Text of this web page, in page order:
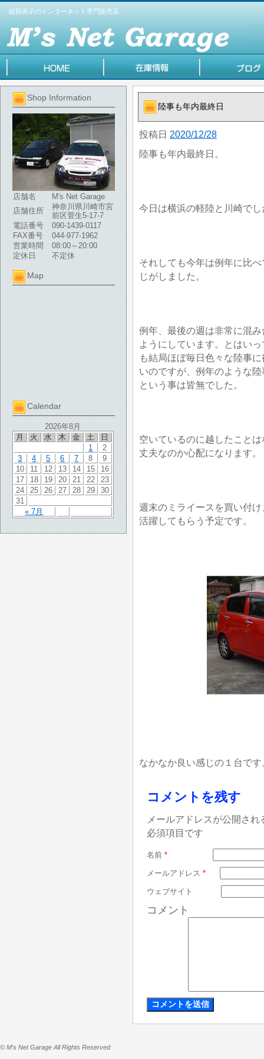
総額表示のインターネット専門販売店
Shop Information
店舗名
M's Net Garage
店舗住所
神奈川県川崎市宮
前区菅生5-17-7
電話番号
090-1439-0117
FAX番号
044-977-1962
営業時間
08:00～20:00
定休日
不定休
Map
Calendar
2026年8月
月
火 水 木 金 土 日
« 7月
1
2
3
4 5 6 7 8
9
10
11 12 13 14 15
16
17
18 19 20 21 22
23
24
25 26 27 28 29
30
31
陸事も年内最終日
投稿日 2020/12/28
陸事も年内最終日。
今日は横浜の軽陸と川崎でし
それしても今年は例年に比
じがしました。
例年、最後の週は非常に混
ようにしています。とはい
も結局ほぼ毎日色々な陸事
いのですが、例年のような
という事は皆無でした。
空いているのに越したこと
丈夫なのか心配になります。
週末のミライースを買い付
活躍してもらう予定です。
なかなか良い感じの１台で
コメントを残す
メールアドレスが公開さ
必須項目です
名前 *
メールアドレス *
ウェブサイト
コメント
© M's Net Garage All Rights Reserved